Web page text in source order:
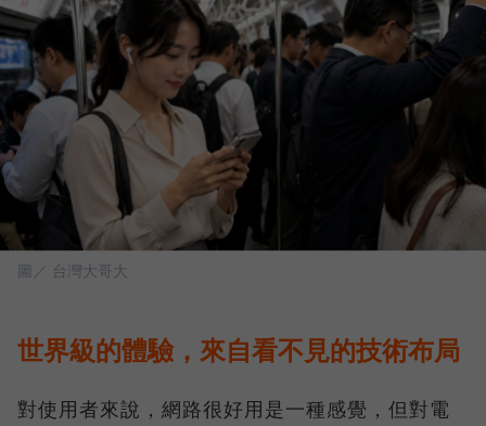
圖／ 台灣大哥大
世界級的體驗，來自看不見的技術布局
對使用者來說，網路很好用是一種感覺，但對電